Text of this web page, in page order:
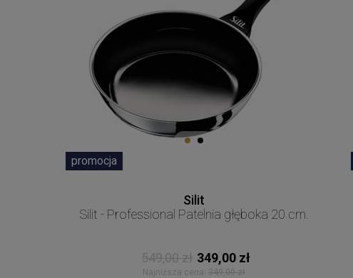
promocja
Silit
Silit - Professional Patelnia głęboka 20 cm.
549,00 zł 349,00 zł
Najniższa cena: 349,00 zł